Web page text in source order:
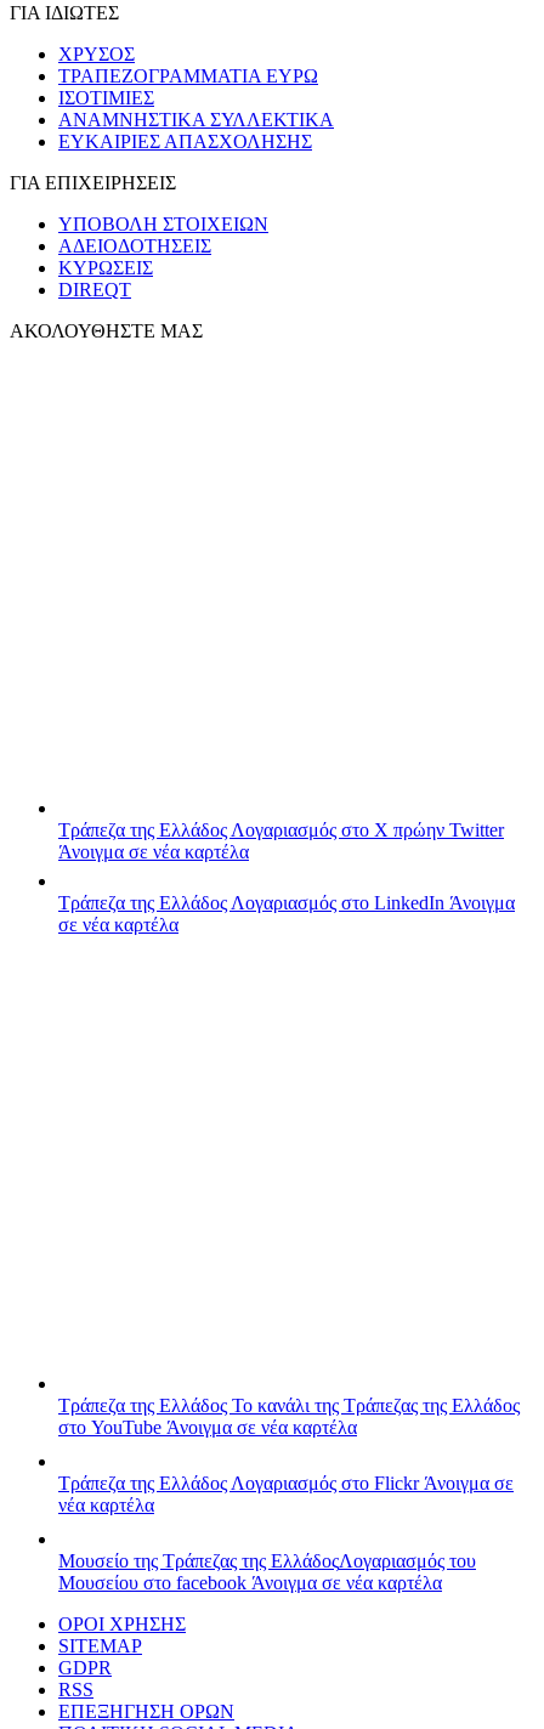
ΓΙΑ ΙΔΙΩΤΕΣ
ΧΡΥΣΟΣ
ΤΡΑΠΕΖΟΓΡΑΜΜΑΤΙΑ ΕΥΡΩ
ΙΣΟΤΙΜΙΕΣ
ΑΝΑΜΝΗΣΤΙΚΑ ΣΥΛΛΕΚΤΙΚΑ
ΕΥΚΑΙΡΙΕΣ ΑΠΑΣΧΟΛΗΣΗΣ
ΓΙΑ ΕΠΙΧΕΙΡΗΣΕΙΣ
ΥΠΟΒΟΛΗ ΣΤΟΙΧΕΙΩΝ
ΑΔΕΙΟΔΟΤΗΣΕΙΣ
ΚΥΡΩΣΕΙΣ
DIREQT
ΑΚΟΛΟΥΘΗΣΤΕ ΜΑΣ
Τράπεζα της Ελλάδος Λογαριασμός στο X πρώην Twitter
Άνοιγμα σε νέα καρτέλα
Τράπεζα της Ελλάδος Λογαριασμός στο LinkedIn Άνοιγμα
σε νέα καρτέλα
Τράπεζα της Ελλάδος Το κανάλι της Τράπεζας της Ελλάδος
στο YouTube Άνοιγμα σε νέα καρτέλα
Τράπεζα της Ελλάδος Λογαριασμός στο FlickrΆνοιγμα σε
νέα καρτέλα
Μουσείο της Τράπεζας της ΕλλάδοςΛογαριασμός του
Μουσείου στο facebook Άνοιγμα σε νέα καρτέλα
ΟΡΟΙ ΧΡΗΣΗΣ
SITEMAP
GDPR
RSS
ΕΠΕΞΗΓΗΣΗ ΟΡΩΝ